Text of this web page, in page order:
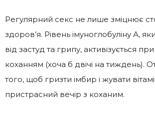
Регулярний секс не лише зміцнює
здоров’я. Рівень імуноглобуліну А,
від застуд та грипу, активізується
коханням (хоча б двічі на тиждень).
того, щоб гризти імбир і жувати
пристрасний вечір з коханим.